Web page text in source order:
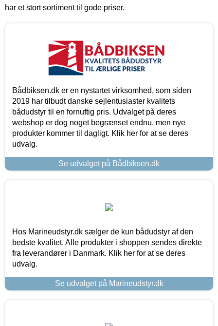
har et stort sortiment til gode priser.
Bådbiksen.dk er en nystartet virksomhed, som siden
2019 har tilbudt danske sejlentusiaster kvalitets
bådudstyr til en fornuftig pris. Udvalget på deres
webshop er dog noget begrænset endnu, men nye
produkter kommer til dagligt. Klik her for at se deres
udvalg.
Se udvalget på Bådbiksen.dk
Hos Marineudstyr.dk sælger de kun bådudstyr af den
bedste kvalitet. Alle produkter i shoppen sendes direkte
fra leverandører i Danmark. Klik her for at se deres
udvalg.
Se udvalget på Marineudstyr.dk